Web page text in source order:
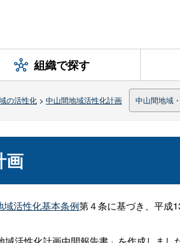
組織で探す
の活性化 > 中山間地域活性化計画 中山間地域
画
域活性化基本条例第４条に基づき、平成